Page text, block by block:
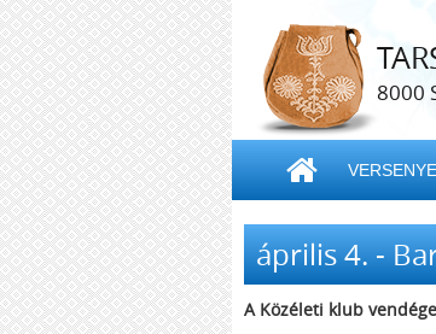
8000
április 4. -
A Közéleti klub